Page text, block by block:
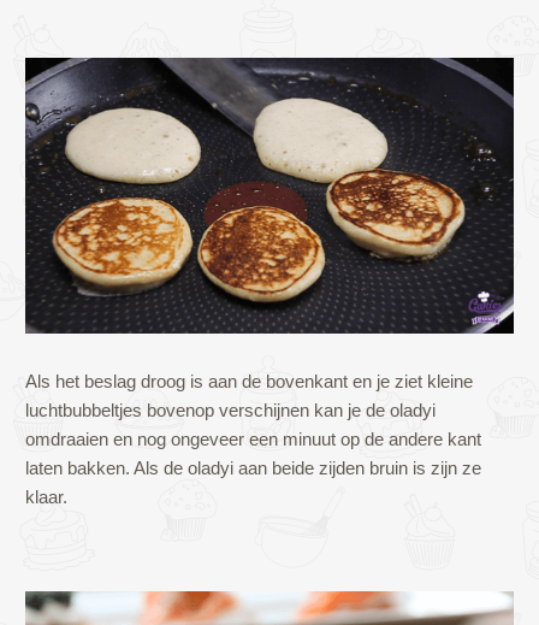
Als het beslag droog is aan de bovenkant en je ziet kleine
luchtbubbeltjes bovenop verschijnen kan je de oladyi
omdraaien en nog ongeveer een minuut op de andere kant
laten bakken. Als de oladyi aan beide zijden bruin is zijn ze
klaar.